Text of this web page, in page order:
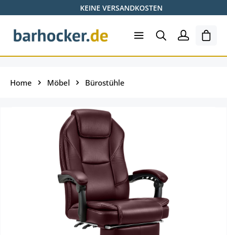
Zum Hauptinhalt springenKEINE VERSANDKOSTEN
Home Möbel Bürostühle